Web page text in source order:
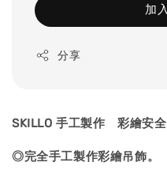
加
分享
SKILLO 手工製作 彩繪安全
◎完全手工製作彩繪吊飾。